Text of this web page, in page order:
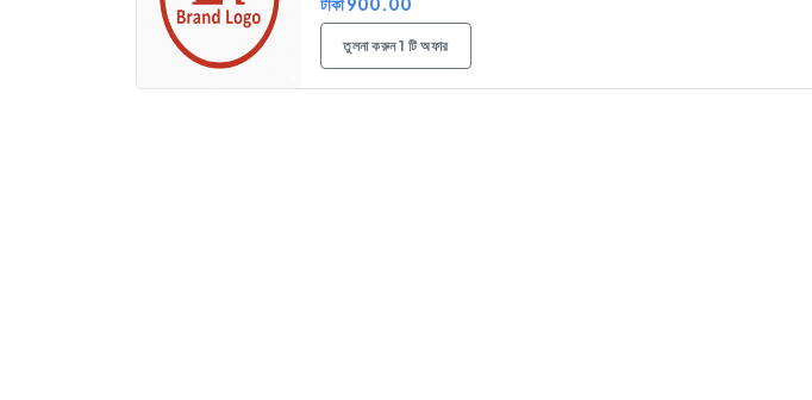
তুলনা করুন 1 টি অফার